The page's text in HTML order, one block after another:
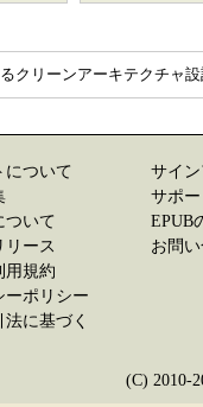
クリーンアーキテクチャ
について
ついて
リース
用規約
ーポリシー
に基づく
サイ
サポ
EPUB
お問
(C) 2010-